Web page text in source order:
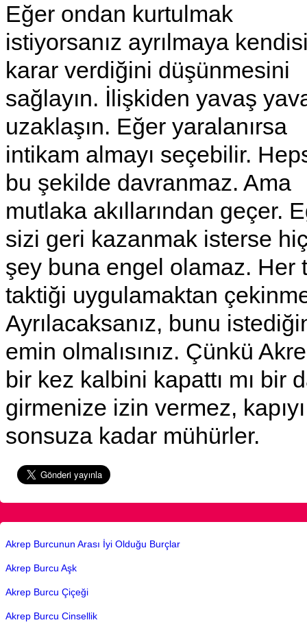
Eğer ondan kurtulmak
istiyorsanız ayrılmaya
karar verdiğini düşünmesini
sağlayın. İlişkiden yavaş
uzaklaşın. Eğer yaralanırsa
intikam almayı seçebilir.
bu şekilde davranmaz. Ama
mutlaka akıllarından geçer.
sizi geri kazanmak isterse
şey buna engel olamaz. Her
taktiği uygulamaktan
Ayrılacaksanız, bunu
emin olmalısınız. Çünkü
bir kez kalbini kapattı mı bir
girmenize izin vermez, kapıyı
sonsuza kadar mühürler.
Akrep Burcunun Arası İyi Olduğu Burçlar
Akrep Burcu Aşk
Akrep Burcu Çiçeği
Akrep Burcu Cinsellik